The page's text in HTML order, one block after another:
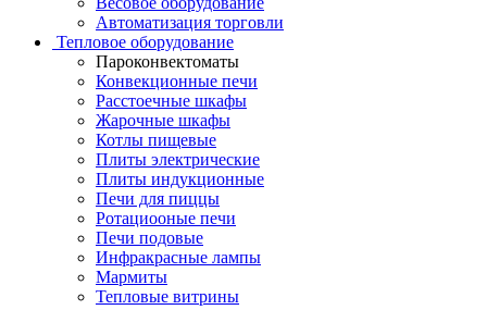
Автоматизация торговли
Тепловое оборудование
Пароконвектоматы
Конвекционные печи
Расстоечные шкафы
Жарочные шкафы
Котлы пищевые
Плиты электрические
Плиты индукционные
Печи для пиццы
Ротациооные печи
Печи подовые
Инфракрасные лампы
Мармиты
Тепловые витрины